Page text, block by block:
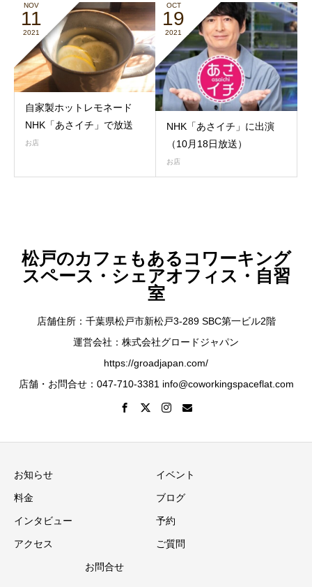
NOV
11
2021
自家製ホットレモネード
NHK「あさイチ」で放送
お店
OCT
19
2021
NHK「あさイチ」に出演
（10月18日放送）
お店
松戸のカフェもあるコワーキング
スペース・シェアオフィス・自習
室
店舗住所：千葉県松戸市新松戸3-289 SBC第一ビル2階
運営会社：株式会社グロードジャパン
https://groadjapan.com/
店舗・お問合せ：047-710-3381 info@coworkingspaceflat.com
お知らせ イベント
料金 ブログ
インタビュー 予約
アクセス ご質問
お問合せ